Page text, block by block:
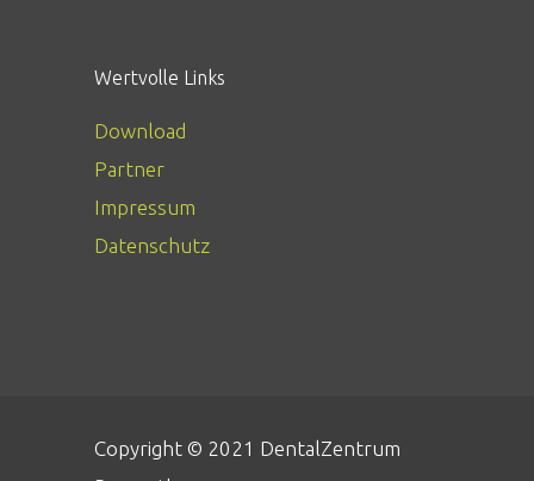
Wertvolle Links
Download
Partner
Impressum
Datenschutz
Copyright © 2021 DentalZentrum